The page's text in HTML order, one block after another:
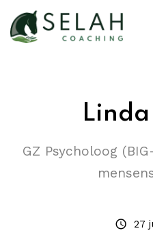
GZ Psycholoog
schedule
27